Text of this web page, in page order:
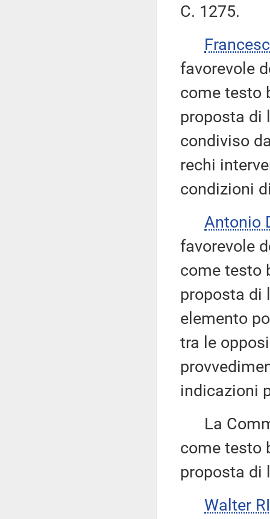
C. 1275.
favorevole
come testo
proposta di
condiviso
rechi
condizioni
Antonio
favorevole
come testo
proposta di
elemento
tra le
indicazioni
La
come testo
proposta di
Walter